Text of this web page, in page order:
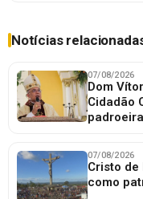
Notícias
07/08/2026
Dom
Cidadão
07/08/2026
Cristo de
como